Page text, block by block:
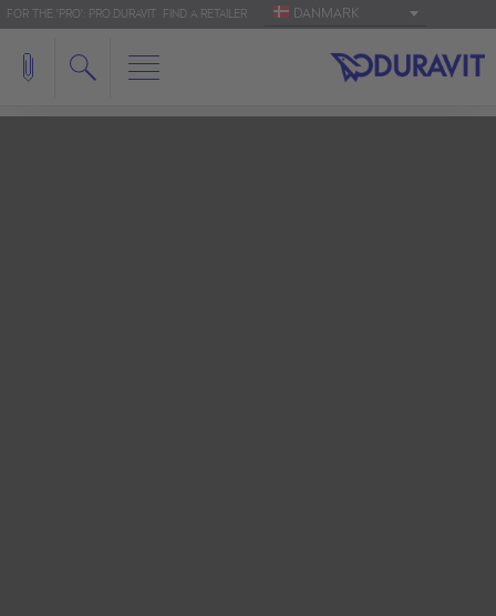
FOR THE 'PRO': PRO.DURAVIT FIND A RETAILER DANMARK